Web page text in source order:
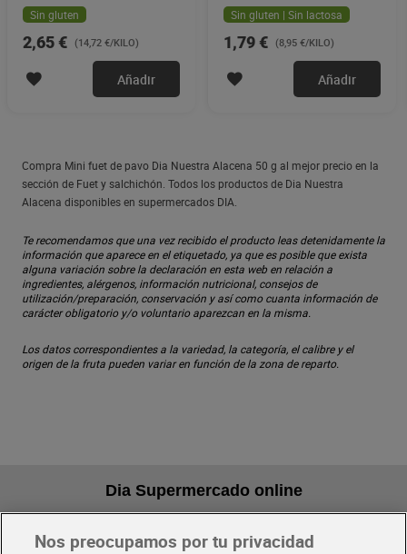
Sin gluten
2,65 € (14,72 €/KILO)
Añadir
Sin gluten | Sin lactosa
1,79 € (8,95 €/KILO)
Añadir
Compra Mini fuet de pavo Dia Nuestra Alacena 50 g al mejor precio en la
sección de Fuet y salchichón. Todos los productos de Dia Nuestra
Alacena disponibles en supermercados DIA.
Te recomendamos que una vez recibido el producto leas detenidamente la
información que aparece en el etiquetado, ya que es posible que exista
alguna variación sobre la declaración en esta web en relación a
ingredientes, alérgenos, información nutricional, consejos de
utilización/preparación, conservación y así como cuanta información de
carácter obligatorio y/o voluntario aparezcan en la misma.
Los datos correspondientes a la variedad, la categoría, el calibre y el
origen de la fruta pueden variar en función de la zona de reparto.
Dia Supermercado online
Pide hoy, recibe hoy
Nos preocupamos por tu privacidad